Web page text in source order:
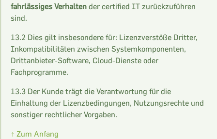
fahrlässiges Verhalten der certified IT zurückzuführen
sind.
13.2 Dies gilt insbesondere für: Lizenzverstöße Dritter,
Inkompatibilitäten zwischen Systemkomponenten,
Drittanbieter-Software, Cloud-Dienste oder
Fachprogramme.
13.3 Der Kunde trägt die Verantwortung für die
Einhaltung der Lizenzbedingungen, Nutzungsrechte und
sonstiger rechtlicher Vorgaben.
↑ Zum Anfang